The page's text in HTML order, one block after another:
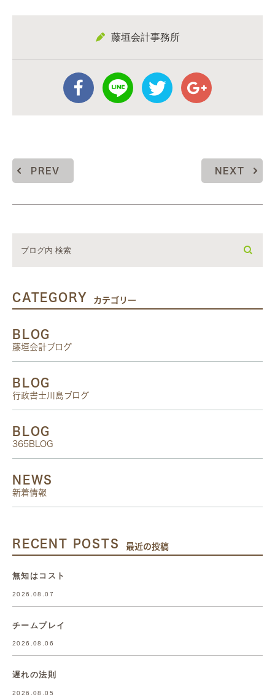
藤垣会計事務所
PREV NEXT
CATEGORY カテゴリー
BLOG
藤垣会計ブログ
BLOG
行政書士川島ブログ
BLOG
365BLOG
NEWS
新着情報
RECENT POSTS 最近の投稿
無知はコスト
2026.08.07
チームプレイ
2026.08.06
遅れの法則
2026.08.05